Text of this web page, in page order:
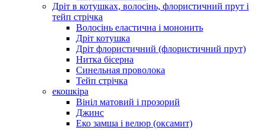
Дріт в котушках, волосінь, флористичний прут і
тейп стрічка
Волосінь еластична і мононить
Дріт котушка
Дріт флористичний (флористичний прут)
Нитка бісерна
Синельная проволока
Тейп стрічка
екошкіра
Вініл матовий і прозорий
Джинс
Еко замша і велюр (оксамит)